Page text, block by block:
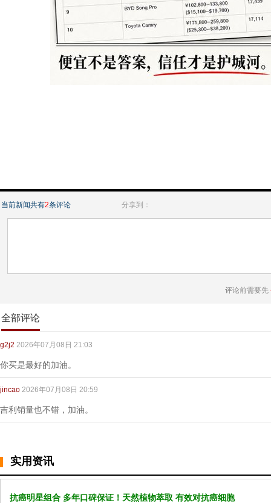
当前新闻共有2条评论 分享到：
评论前需要先
全部评论
g2j2 2026年07月08日 21:03
你买是最好的加油。
jincao 2026年07月08日 20:59
吉利销量也不错，加油。
实用资讯
抗癌明星组合 多年口碑保证！天然植物萃取 有效对抗癌细胞